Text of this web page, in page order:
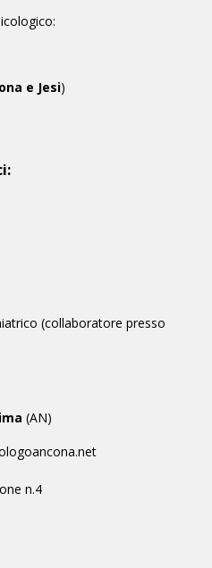
e Jesi)
(collaboratore presso
(AN)
n.4